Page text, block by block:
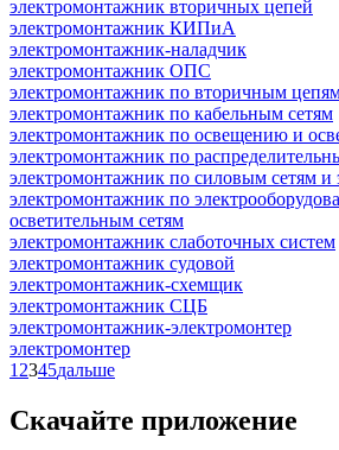
электромонтажник вторичных цепей
электромонтажник КИПиА
электромонтажник-наладчик
электромонтажник ОПС
электромонтажник по вторичным
электромонтажник по кабельным сетям
электромонтажник по освещению и
электромонтажник по
электромонтажник по силовым сетям и
электромонтажник по
осветительным сетям
электромонтажник слаботочных систем
электромонтажник судовой
электромонтажник-схемщик
электромонтажник СЦБ
электромонтажник-электромонтер
электромонтер
1 2345дальше
Скачайте приложение